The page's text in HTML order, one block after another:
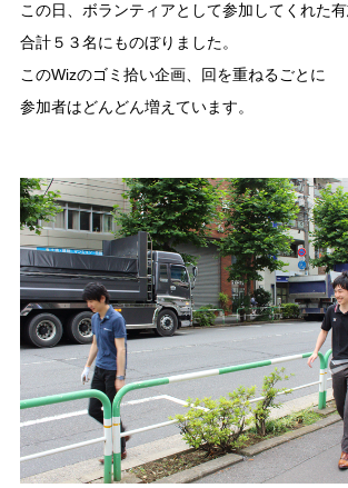
この日、ボランティアとして参加してくれた
合計５３名にものぼりました。
このWizのゴミ拾い企画、回を重ねるごとに
参加者はどんどん増えています。